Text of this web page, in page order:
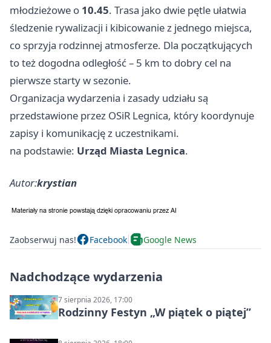
młodzieżowe o 10.45. Trasa jako dwie pętle ułatwia
śledzenie rywalizacji i kibicowanie z jednego miejsca,
co sprzyja rodzinnej atmosferze. Dla początkujących
to też dogodna odległość – 5 km to dobry cel na
pierwsze starty w sezonie.
Organizacja wydarzenia i zasady udziału są
przedstawione przez OSiR Legnica, który koordynuje
zapisy i komunikację z uczestnikami.
na podstawie: Urząd Miasta Legnica.
Autor:krystian
Zaobserwuj nas! Facebook Google News
Nadchodzące wydarzenia
7 sierpnia 2026, 17:00
Rodzinny Festyn „W piątek o piątej”